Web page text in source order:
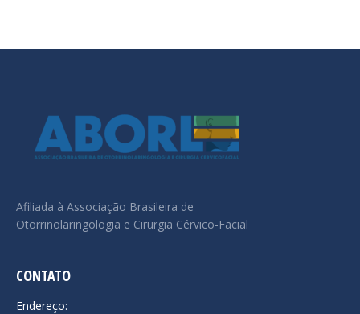
Afiliada à Associação Brasileira de
Otorrinolaringologia e Cirurgia Cérvico-Facial
CONTATO
Endereço: